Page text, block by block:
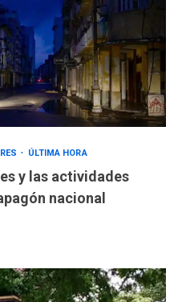
ÚLTIMA HORA
y las actividades
nacional